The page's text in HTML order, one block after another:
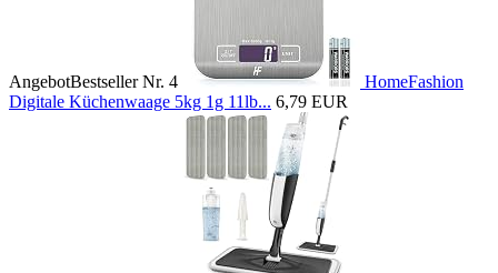
AngebotBestseller Nr. 4
HomeFashion
Digitale Küchenwaage 5kg 1g 11lb... 6,79 EUR